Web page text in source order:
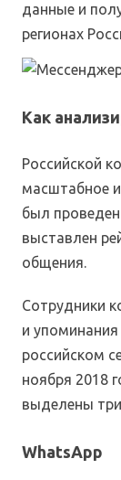
данные и
регионах
Как
Российской
масштабное
был
выставлен
общения.
Сотрудники
и
российском
ноября 2018
выделены
WhatsApp